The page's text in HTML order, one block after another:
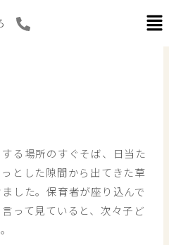
る場所のすぐそば、日当た
とした隙間から出てきた草
した。保育者が座り込んで
って見ていると、次々子ど